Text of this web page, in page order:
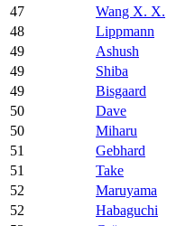
47
Wang X. X.
48
Lippmann
49
Ashush
49
Shiba
49
Bisgaard
50
Dave
50
Miharu
51
Gebhard
51
Take
52
Maruyama
52
Habaguchi